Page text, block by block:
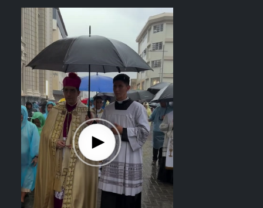
Steven Anzora